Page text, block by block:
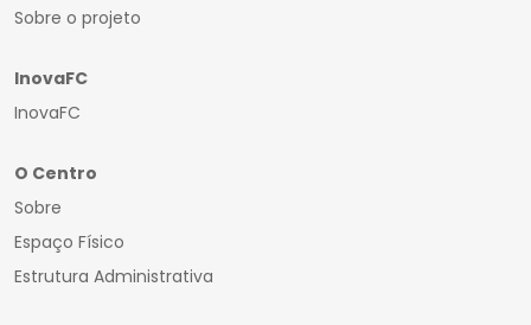
Sobre o projeto
InovaFC
InovaFC
O Centro
Sobre
Espaço Físico
Estrutura Administrativa